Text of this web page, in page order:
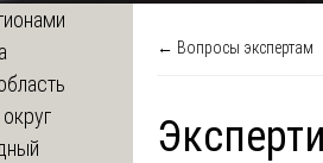
← Вопросы экспертам